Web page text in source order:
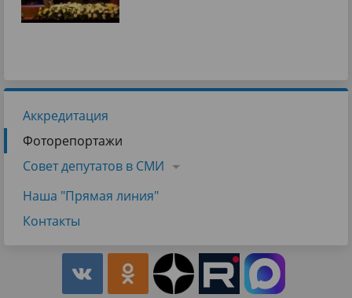
Аккредитация
Фоторепортажи
Совет депутатов в СМИ
Наша "Прямая линия"
Контакты